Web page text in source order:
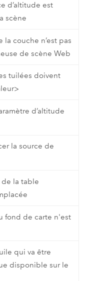
d’altitude est
scène
couche n’est pas
de scène Web
tuilées doivent
d’altitude
la source de
la table
fond de carte n'est
qui va être
disponible sur le